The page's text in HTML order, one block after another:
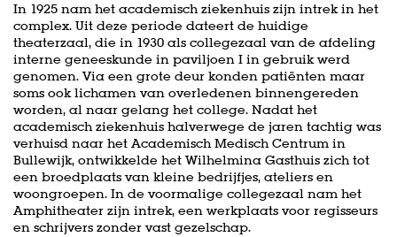
In 1925 nam het academisch ziekenhuis zijn intrek in het
complex. Uit deze periode dateert de huidige
theaterzaal, die in 1930 als collegezaal van de afdeling
interne geneeskunde in paviljoen I in gebruik werd
genomen. Via een grote deur konden patiënten maar
soms ook lichamen van overledenen binnengereden
worden, al naar gelang het college. Nadat het
academisch ziekenhuis halverwege de jaren tachtig was
verhuisd naar het Academisch Medisch Centrum in
Bullewijk, ontwikkelde het Wilhelmina Gasthuis zich tot
een broedplaats van kleine bedrijfjes, ateliers en
woongroepen. In de voormalige collegezaal nam het
Amphitheater zijn intrek, een werkplaats voor regisseurs
en schrijvers zonder vast gezelschap.